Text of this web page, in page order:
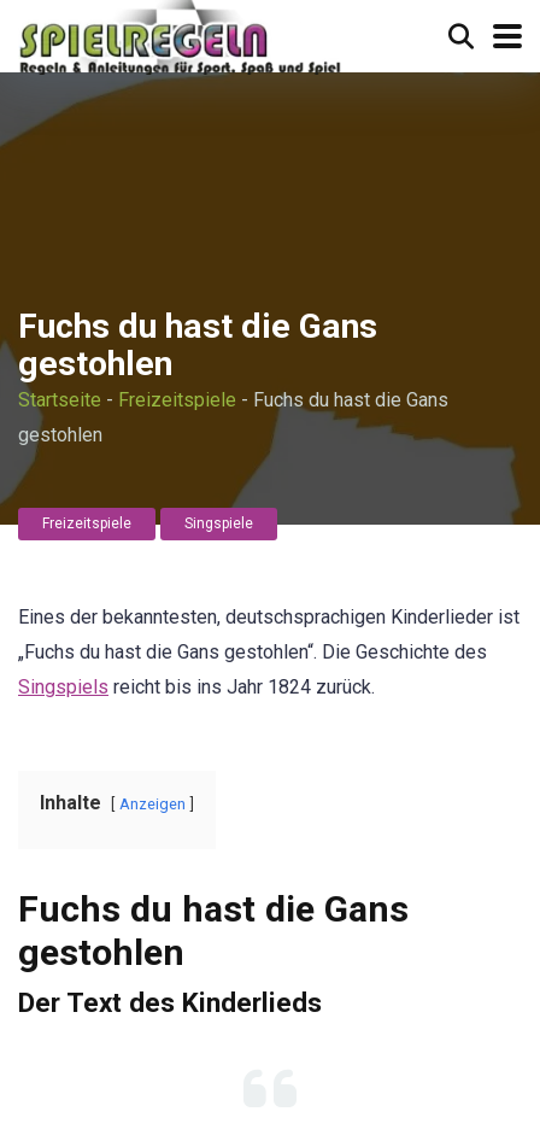
Fuchs du hast die Gans
gestohlen
Startseite - Freizeitspiele - Fuchs du hast die Gans
gestohlen
Freizeitspiele Singspiele
Eines der bekanntesten, deutschsprachigen Kinderlieder ist
„Fuchs du hast die Gans gestohlen“. Die Geschichte des
Singspiels reicht bis ins Jahr 1824 zurück.
Inhalte Anzeigen
Fuchs du hast die Gans
gestohlen
Der Text des Kinderlieds